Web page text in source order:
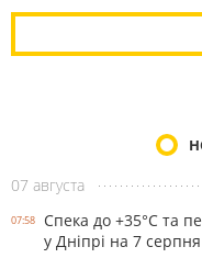
07 августа
07:58
Спека до +35°С та
у Дніпрі на 7 серпня